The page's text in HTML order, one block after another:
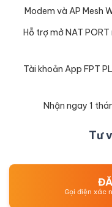
Modem và AP Mesh
Hỗ trợ mở NAT
Tài khoản App FPT
Nhận ngay 1
Tư
Gọi điện xác